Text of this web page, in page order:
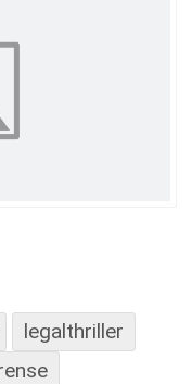
legalthriller